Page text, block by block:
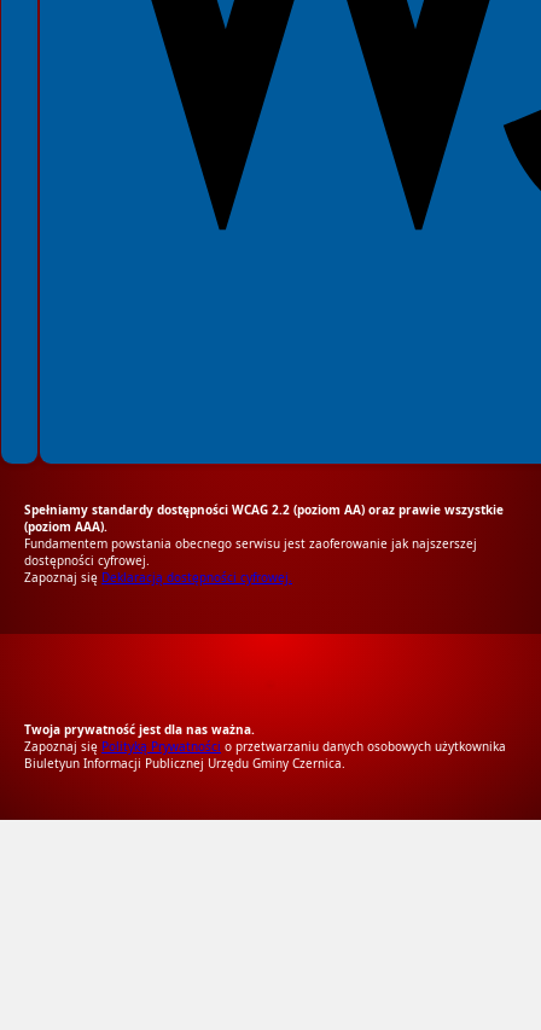
Spełniamy standardy dostępności WCAG 2.2 (poziom AA) oraz prawie wszystkie
(poziom AAA).
Fundamentem powstania obecnego serwisu jest zaoferowanie jak najszerszej
dostępności cyfrowej.
Zapoznaj się Deklaracją dostępności cyfrowej.
Twoja prywatność jest dla nas ważna.
Zapoznaj się Polityką Prywatności o przetwarzaniu danych osobowych użytkownika
Biuletyun Informacji Publicznej Urzędu Gminy Czernica.